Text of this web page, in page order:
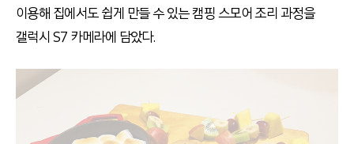
이용해 집에서도 쉽게 만들 수 있는 캠핑 스모어 조리 과정을
갤럭시 S7 카메라에 담았다.